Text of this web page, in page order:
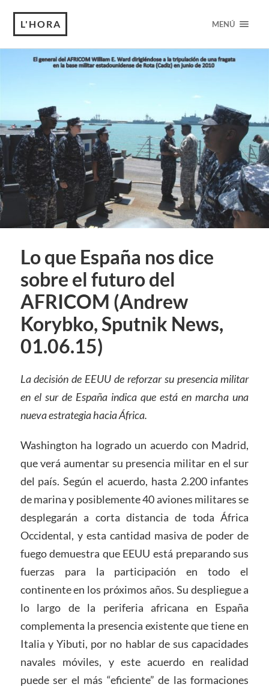
L'HORA MENÚ
Lo que España nos dice
sobre el futuro del
AFRICOM (Andrew
Korybko, Sputnik News,
01.06.15)
La decisión de EEUU de reforzar su presencia militar
en el sur de España indica que está en marcha una
nueva estrategia hacia África.
Washington ha logrado un acuerdo con Madrid,
que verá aumentar su presencia militar en el sur
del país. Según el acuerdo, hasta 2.200 infantes
de marina y posiblemente 40 aviones militares se
desplegarán a corta distancia de toda África
Occidental, y esta cantidad masiva de poder de
fuego demuestra que EEUU está preparando sus
fuerzas para la participación en todo el
continente en los próximos años. Su despliegue a
lo largo de la periferia africana en España
complementa la presencia existente que tiene en
Italia y Yibuti, por no hablar de sus capacidades
navales móviles, y este acuerdo en realidad
puede ser el más “eficiente” de las formaciones